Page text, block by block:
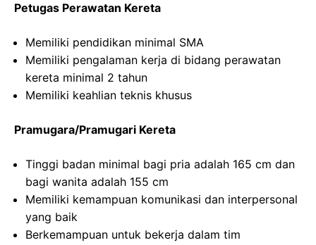
Petugas Perawatan Kereta
Memiliki pendidikan minimal SMA
Memiliki pengalaman kerja di bidang perawatan
kereta minimal 2 tahun
Memiliki keahlian teknis khusus
Pramugara/Pramugari Kereta
Tinggi badan minimal bagi pria adalah 165 cm dan
bagi wanita adalah 155 cm
Memiliki kemampuan komunikasi dan interpersonal
yang baik
Berkemampuan untuk bekerja dalam tim